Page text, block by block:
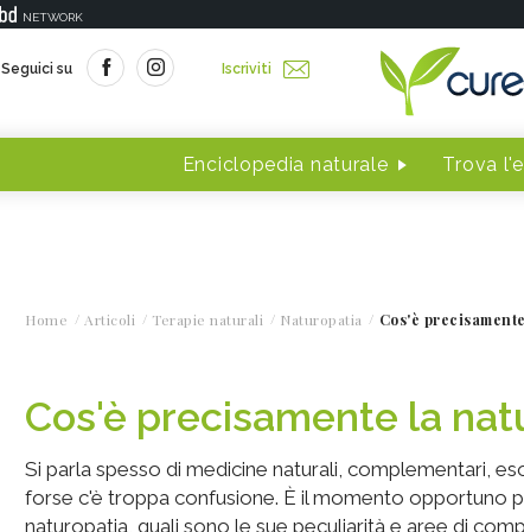
NETWORK
Seguici su Iscriviti
Enciclopedia naturale Trova
Home Articoli Terapie naturali Naturopatia Cos'è
Cos'è precisamente la
Si parla spesso di medicine naturali, complementari,
forse c'è troppa confusione. È il momento opportuno
naturopatia, quali sono le sue peculiarità e aree di